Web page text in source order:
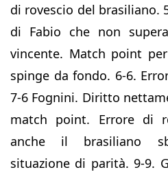
di rovescio del brasiliano.
di Fabio che non
vincente. Match point
spinge da fondo. 6-6.
7-6 Fognini. Diritto
match point. Errore di
anche il brasiliano
situazione di parità. 9-9.